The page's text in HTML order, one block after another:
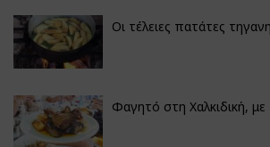
Οι τέλειες πατάτες
Φαγητό στη Χαλκιδική, με